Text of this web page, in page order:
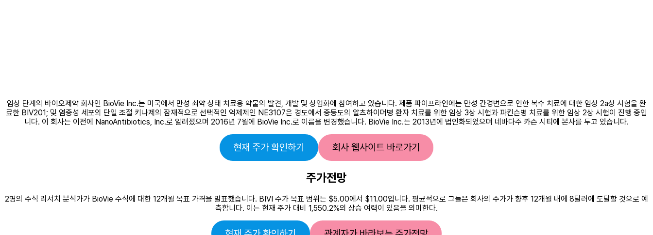
임상 단계의 바이오제약 회사인 BioVie Inc.는 미국에서 만성 쇠약 상태 치료용 약물의 발견, 개발 및 상업화에 참여하고 있습니다. 제품 파이프라인에는 만성 간경변으로 인한 복수 치료에 대한 임상 2a상 시험을 완
료한 BIV201; 및 염증성 세포외 단일 조절 키나제의 잠재적으로 선택적인 억제제인 ​​NE3107은 경도에서 중등도의 알츠하이머병 환자 치료를 위한 임상 3상 시험과 파킨슨병 치료를 위한 임상 2상 시험이 진행 중입
니다. 이 회사는 이전에 NanoAntibiotics, Inc.로 알려졌으며 2016년 7월에 BioVie Inc.로 이름을 변경했습니다. BioVie Inc.는 2013년에 법인화되었으며 네바다주 카슨 시티에 본사를 두고 있습니다.
현재 주가 확인하기 회사 웹사이트 바로가기
주가전망
2명의 주식 리서치 분석가가 BioVie 주식에 대한 12개월 목표 가격을 발표했습니다. BIVI 주가 목표 범위는 $5.00에서 $11.00입니다. 평균적으로 그들은 회사의 주가가 향후 12개월 내에 8달러에 도달할 것으로 예
측합니다. 이는 현재 주가 대비 1,550.2%의 상승 여력이 있음을 의미한다.